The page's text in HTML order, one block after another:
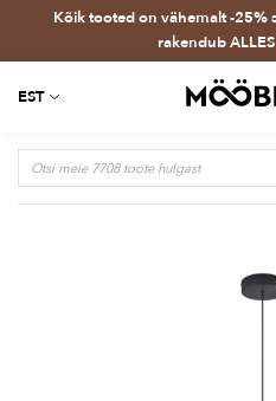
Kõik tooted on vähemalt -25%
rakendub
EST